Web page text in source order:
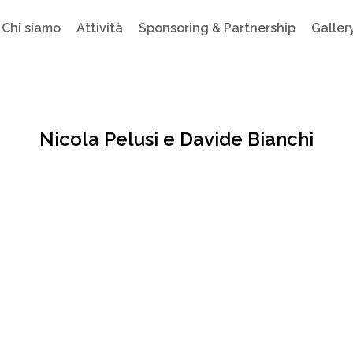
Chi siamo Attività Sponsoring & Partnership
Nicola Pelusi e Davide Bianchi